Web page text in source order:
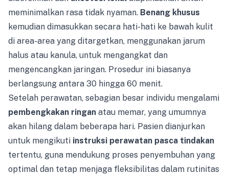
meminimalkan rasa tidak nyaman. Benang khusus
kemudian dimasukkan secara hati-hati ke bawah kulit
di area-area yang ditargetkan, menggunakan jarum
halus atau kanula, untuk mengangkat dan
mengencangkan jaringan. Prosedur ini biasanya
berlangsung antara 30 hingga 60 menit.
Setelah perawatan, sebagian besar individu mengalami
pembengkakan ringan atau memar, yang umumnya
akan hilang dalam beberapa hari. Pasien dianjurkan
untuk mengikuti instruksi perawatan pasca tindakan
tertentu, guna mendukung proses penyembuhan yang
optimal dan tetap menjaga fleksibilitas dalam rutinitas